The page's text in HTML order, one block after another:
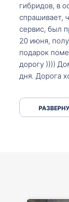
гибридов, в
спрашивает,
сервис, был
20 июня,
подарок
дорогу ))))
дня. Дорога
серпантинах